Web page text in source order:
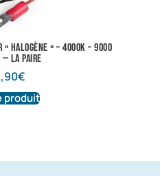
halogène » – 4000K – 9000
La Paire
€
produit